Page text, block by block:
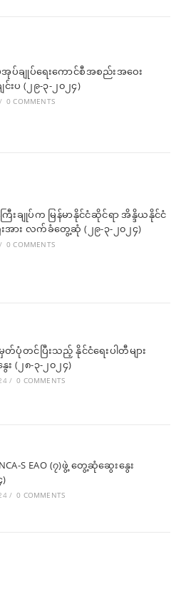
ပ်ချုပ်ရေးကောင်စီအစည်းအဝေး
းပ (၂၉-၃-၂၀၂၄)
/ 0 COMMENTS
ြီးချုပ်က မြန်မာနိုင်ငံဆိုင်ရာ အိန္ဒိယနိုင်ငံ
ား လက်ခံတွေ့ဆုံ (၂၉-၃-၂၀၂၄)
/ 0 COMMENTS
မှတ်ပုံတင်ပြီးသည့် နိုင်ငံရေးပါတီများ
(၂၈-၃-၂၀၂၄)
/ 0 COMMENTS
S EAO (၇)ဖွဲ့ တွေ့ဆုံဆွေးနွေး
)
/ 0 COMMENTS